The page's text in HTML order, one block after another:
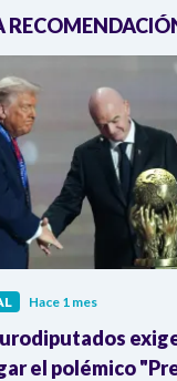
Hace 1 mes
el polémico